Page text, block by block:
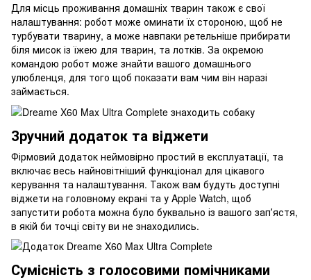
Для місць проживання домашніх тварин також є свої
налаштування: робот може оминати їх стороною, щоб не
турбувати тварину, а може навпаки ретельніше прибирати
біля мисок із їжею для тварин, та лотків. За окремою
командою робот може знайти вашого домашнього
улюбленця, для того щоб показати вам чим він наразі
займається.
Зручний додаток та віджети
Фірмовий додаток неймовірно простий в експлуатації, та
включає весь найновітніший функціонал для цікавого
керування та налаштування. Також вам будуть доступні
віджети на головному екрані та у Apple Watch, щоб
запустити робота можна було буквально із вашого запʼястя,
в якій би точці світу ви не знаходились.
Сумісність з голосовими помічниками